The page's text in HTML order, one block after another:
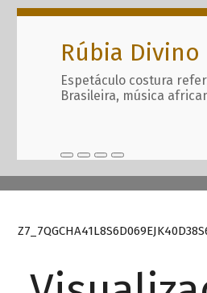
Rúbia Divino
Espetáculo costura
Brasileira, música